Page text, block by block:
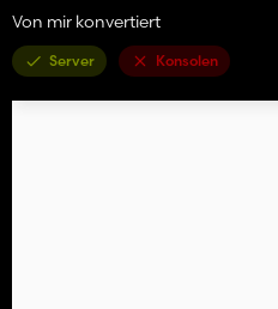
Von mir konvertiert
Server Konsolen